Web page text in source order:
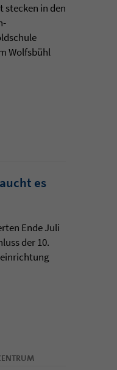
stecken in den
Wolfsbühl
es
Ende Juli
der 10.